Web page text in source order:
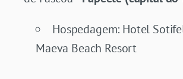
Hospedagem: Hotel
Maeva Beach Resort